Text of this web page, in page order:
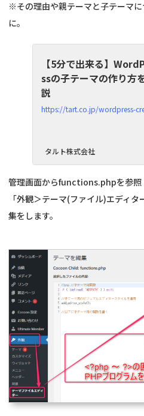
※その理由や親テーマと子テーマ
に。
【5分で出来る】
ssの子テーマの作り方
説
タルト株式会社
管理画面からfunctions.phpを参照
「外観＞テーマ(ファイル)エディ
集をします。